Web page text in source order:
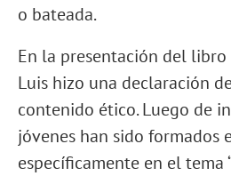
o bateada.
En la presentación del libro
Luis hizo una declaración
contenido ético. Luego de
jóvenes han sido formados
específicamente en el tema